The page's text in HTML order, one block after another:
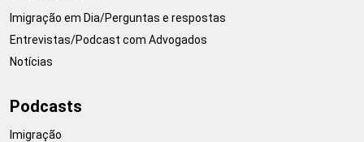
Imigração em Dia/Perguntas e respostas
Entrevistas/Podcast com Advogados
Notícias
Podcasts
Imigração